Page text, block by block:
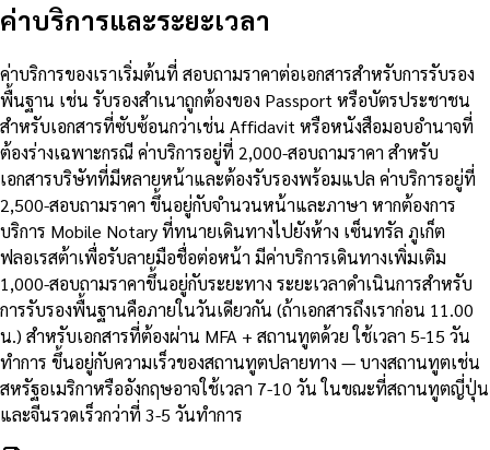
ค่าบริการและระยะเวลา
ค่าบริการของเราเริ่มต้นที่ สอบถามราคาต่อเอกสารสำหรับการรับรอง
พื้นฐาน เช่น รับรองสำเนาถูกต้องของ Passport หรือบัตรประชาชน
สำหรับเอกสารที่ซับซ้อนกว่าเช่น Affidavit หรือหนังสือมอบอำนาจที่
ต้องร่างเฉพาะกรณี ค่าบริการอยู่ที่ 2,000-สอบถามราคา สำหรับ
เอกสารบริษัทที่มีหลายหน้าและต้องรับรองพร้อมแปล ค่าบริการอยู่ที่
2,500-สอบถามราคา ขึ้นอยู่กับจำนวนหน้าและภาษา หากต้องการ
บริการ Mobile Notary ที่ทนายเดินทางไปยังห้าง เซ็นทรัล ภูเก็ต
ฟลอเรสต้าเพื่อรับลายมือชื่อต่อหน้า มีค่าบริการเดินทางเพิ่มเติม
1,000-สอบถามราคาขึ้นอยู่กับระยะทาง ระยะเวลาดำเนินการสำหรับ
การรับรองพื้นฐานคือภายในวันเดียวกัน (ถ้าเอกสารถึงเราก่อน 11.00
น.) สำหรับเอกสารที่ต้องผ่าน MFA + สถานทูตด้วย ใช้เวลา 5-15 วัน
ทำการ ขึ้นอยู่กับความเร็วของสถานทูตปลายทาง — บางสถานทูตเช่น
สหรัฐอเมริกาหรืออังกฤษอาจใช้เวลา 7-10 วัน ในขณะที่สถานทูตญี่ปุ่น
และจีนรวดเร็วกว่าที่ 3-5 วันทำการ